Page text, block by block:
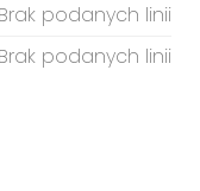
Brak podanych linii
Brak podanych linii